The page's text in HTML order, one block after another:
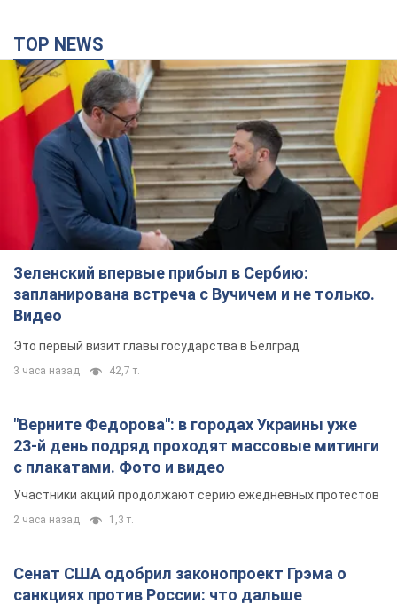
Зеленский впервые прибыл в Сербию:
запланирована встреча с Вучичем и не только.
Видео
Это первый визит главы государства в Белград
3 часа назад 42,7 т.
"Верните Федорова": в городах Украины уже
23-й день подряд проходят массовые митинги
с плакатами. Фото и видео
Участники акций продолжают серию ежедневных протестов
2 часа назад 1,3 т.
Сенат США одобрил законопроект Грэма о
санкциях против России: что дальше
Документ предусматривает новые экономические
ограничения